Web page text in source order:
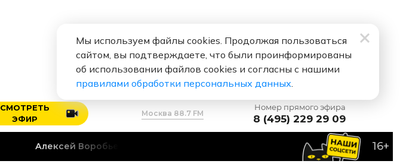
СМОТРЕТЬ
ЭФИР
Москва 88.7 FM
Номер прямого эфира
8 (495) 229 29 09
Алексей Воробьев Я тебя люблю 16+
Мы используем файлы cookies. Продолжая пользоваться
сайтом, вы подтверждаете, что были проинформированы
об использовании файлов cookies и согласны с нашими
правилами обработки персональных данных.